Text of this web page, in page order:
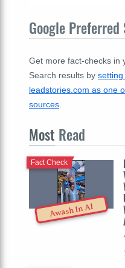
Google Preferred
Get more fact-checks in
Search results by setting
leadstories.com as one
sources.
Most Read
Awash In AI
Fact Check